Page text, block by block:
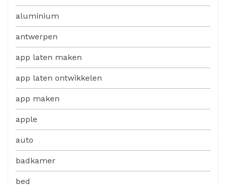
aluminium
antwerpen
app laten maken
app laten ontwikkelen
app maken
apple
auto
badkamer
bed